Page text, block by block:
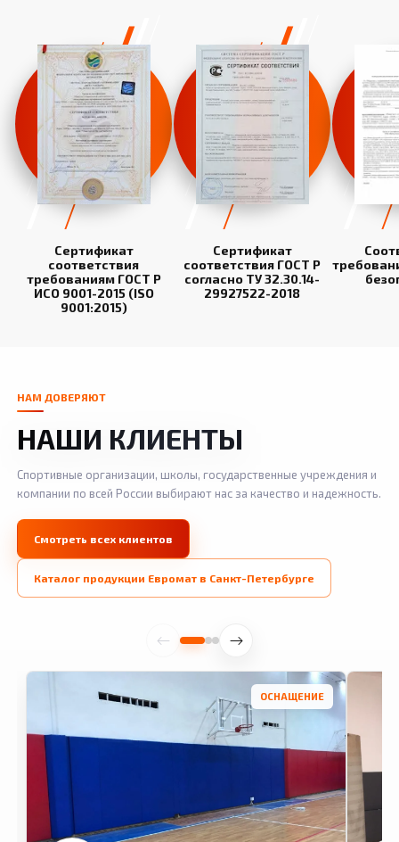
Сертификат
соответствия
требованиям ГОСТ Р
ИСО 9001-2015 (ISO
9001:2015)
Сертификат
соответствия ГОСТ Р
согласно ТУ 32.30.14-
29927522-2018
НАМ ДОВЕРЯЮТ
НАШИ КЛИЕНТЫ
Спортивные организации, школы, государственные учреждения и
компании по всей России выбирают нас за качество и надежность.
Смотреть всех клиентов
Каталог продукции Евромат в Санкт-Петербурге
ОСНАЩЕНИЕ